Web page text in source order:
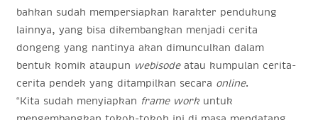
bahkan sudah mempersiapkan karakter pendukung
lainnya, yang bisa dikembangkan menjadi cerita
dongeng yang nantinya akan dimunculkan dalam
bentuk komik ataupun webisodeatau kumpulan cerita-
cerita pendek yang ditampilkan secara online.
“Kita sudah menyiapkan frame work untuk